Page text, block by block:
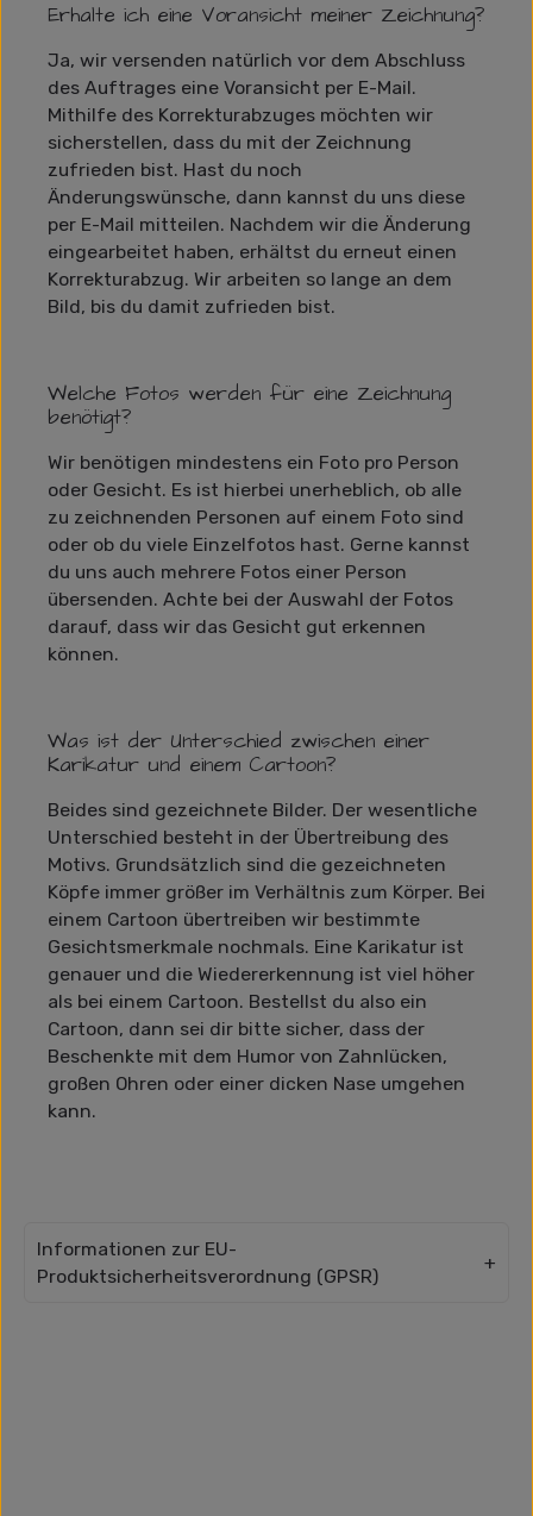
Erhalte ich eine Voransicht meiner Zeichnung?
Ja, wir versenden natürlich vor dem Abschluss
des Auftrages eine Voransicht per E-Mail.
Mithilfe des Korrekturabzuges möchten wir
sicherstellen, dass du mit der Zeichnung
zufrieden bist. Hast du noch
Änderungswünsche, dann kannst du uns diese
per E-Mail mitteilen. Nachdem wir die Änderung
eingearbeitet haben, erhältst du erneut einen
Korrekturabzug. Wir arbeiten so lange an dem
Bild, bis du damit zufrieden bist.
Welche Fotos werden für eine Zeichnung
benötigt?
Wir benötigen mindestens ein Foto pro Person
oder Gesicht. Es ist hierbei unerheblich, ob alle
zu zeichnenden Personen auf einem Foto sind
oder ob du viele Einzelfotos hast. Gerne kannst
du uns auch mehrere Fotos einer Person
übersenden. Achte bei der Auswahl der Fotos
darauf, dass wir das Gesicht gut erkennen
können.
Was ist der Unterschied zwischen einer
Karikatur und einem Cartoon?
Beides sind gezeichnete Bilder. Der wesentliche
Unterschied besteht in der Übertreibung des
Motivs. Grundsätzlich sind die gezeichneten
Köpfe immer größer im Verhältnis zum Körper. Bei
einem Cartoon übertreiben wir bestimmte
Gesichtsmerkmale nochmals. Eine Karikatur ist
genauer und die Wiedererkennung ist viel höher
als bei einem Cartoon. Bestellst du also ein
Cartoon, dann sei dir bitte sicher, dass der
Beschenkte mit dem Humor von Zahnlücken,
großen Ohren oder einer dicken Nase umgehen
kann.
Informationen zur EU-
Produktsicherheitsverordnung (GPSR)